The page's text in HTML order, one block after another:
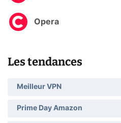
Opera
Les tendances
Meilleur VPN
Prime Day Amazon